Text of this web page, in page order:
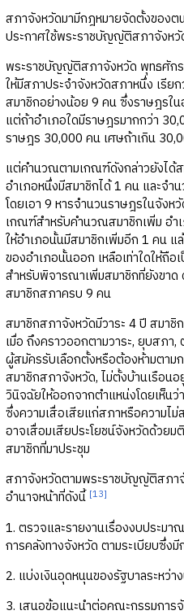
สภาจังหวัดมามีกฎหมายจัดตั้งของต
ประกาศใช้พระราชบัญญัติสภาจังห
พระราชบัญญัติสภาจังหวัด พุทธศัก
ให้มีสภาประจำจังหวัดสภาหนึ่ง เรีย
สมาชิกอย่างน้อย 9 คน ซึ่งราษฎรใ
แต่ถ้าอำเภอใดมีราษฎรมากกว่า
ราษฎร 30,000 คน เศษถ้าเกิน
แต่คำนวณตามเกณฑ์ดังกล่าวยังได้
อำเภอหนึ่งมีสมาชิกได้ 1 คน และจำ
โดยเอา 9 หารจำนวนราษฎรในจังห
เกณฑ์สำหรับคำนวณสมาชิกเพิ่ม อำ
ให้อำเภอนั้นมีสมาชิกเพิ่มอีก 1 คน แ
ของอำเภอนั้นออก เหลือเท่าใดให้ถื
สำหรับพิจารณาเพิ่มสมาชิกที่ยังขาด
สมาชิกสภาครบ 9 คน
สมาชิกสภาจังหวัดมีวาระ 4 ปี สมา
เมื่อ ถึงคราวออกตามวาระ, ยุบสภ
ผู้สมัครรับเลือกตั้งหรือต้องห้ามตาม
สมาชิกสภาจังหวัด, ไม่ตั้งบ้านเรือน
วินิจฉัยให้ออกจากตำแหน่งโดยเห็นว่
ซึ่งความเสื่อเสียแก่สภาหรือความไ
อาจเสื่อมเสียประโยชน์จังหวัดด้วย
สมาชิกที่มาประชุม
สภาจังหวัดตามพระราชบัญญัติสภา
อำนาจหน้าที่ดังนี้ [13]
1. ตรวจและรายงานเรื่องงบประม
การคลังทางจังหวัด ตามระเบียบซึ่ง
2. แบ่งเงินอุดหนุนของรัฐบาลระหว่า
3. เสนอข้อแนะนำต่อคณะกรรมการ